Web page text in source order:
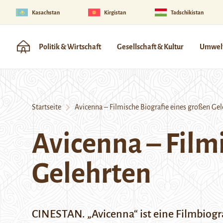
Kasachstan Kirgistan Tadschikistan
Politik & Wirtschaft Gesellschaft & Kultur
Startseite Avicenna – Filmische Biografie eines großen
Avicenna –
Gelehrten
CINESTAN. „Avicenna“ ist eine